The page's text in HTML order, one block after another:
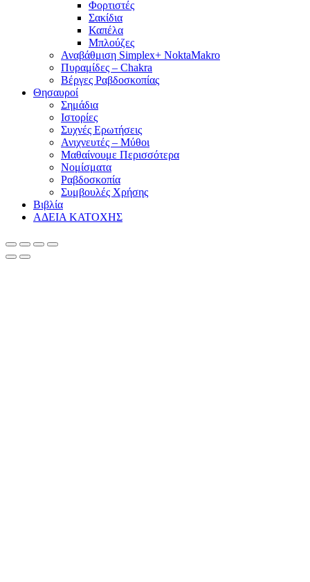
Φορτιστές
Σακίδια
Καπέλα
Μπλούζες
Αναβάθμιση Simplex+ NoktaMakro
Πυραμίδες – Chakra
Βέργες Ραβδοσκοπίας
Θησαυροί
Σημάδια
Ιστορίες
Συχνές Ερωτήσεις
Ανιχνευτές – Μύθοι
Μαθαίνουμε Περισσότερα
Νομίσματα
Ραβδοσκοπία
Συμβουλές Χρήσης
Βιβλία
ΑΔΕΙΑ ΚΑΤΟΧΗΣ